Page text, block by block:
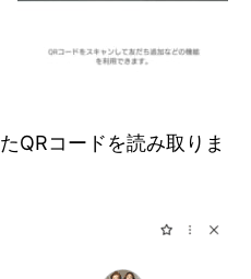
QRコードを読み取りま